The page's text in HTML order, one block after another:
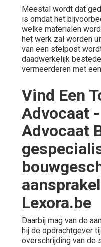
Meestal wordt dat
is omdat het
welke materialen
het werk zal worden
van een stelpost
daadwerkelijk
vermeerderen met
Vind Een
Advocaat
Advocaat
Lexora.be
Daarbij mag van de
hij de opdrachtgever
overschrijding van de